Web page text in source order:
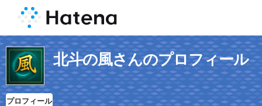
北斗の風さんのプロフィール
プロフィール